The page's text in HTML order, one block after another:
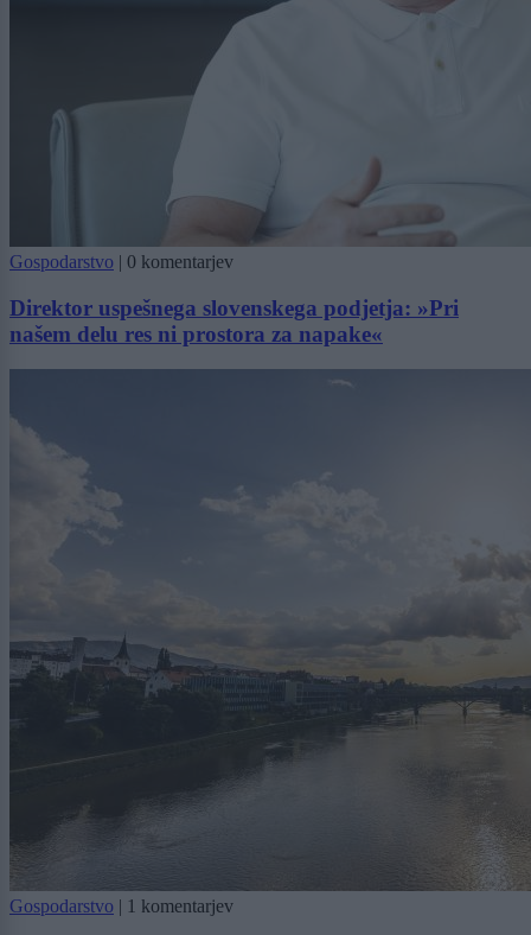
Gospodarstvo | 0 komentarjev
Direktor uspešnega slovenskega podjetja: »Pri
našem delu res ni prostora za napake«
Gospodarstvo | 1 komentarjev